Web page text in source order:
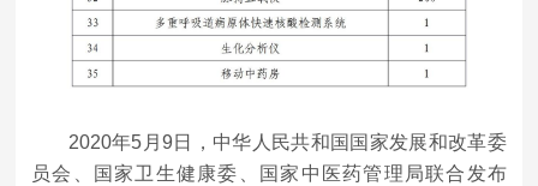
2020年5月9日，中华人民共和国国家发展和改革委
员会、国家卫生健康委、国家中医药管理局联合发布